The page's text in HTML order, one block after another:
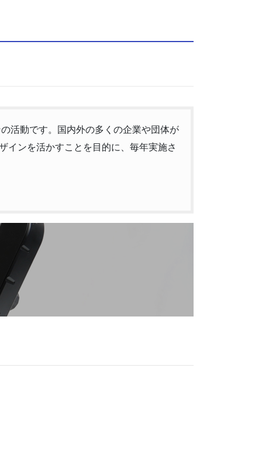
活動です。国内外の多くの企業や団体が
インを活かすことを目的に、毎年実施さ